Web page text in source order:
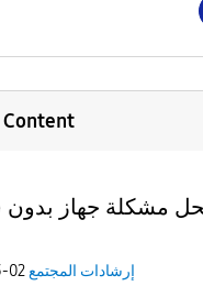
إرشادات المجتمع02-23-2026